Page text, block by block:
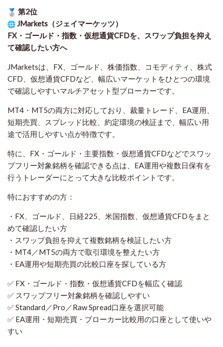
第2位
JMarkets（ジェイマーケッツ）
FX・ゴールド・指数・仮想通貨CFDを、スワップ負担を抑え
て確認したい方へ
JMarketsは、FX、ゴールド、株価指数、コモディティ、株式
CFD、仮想通貨CFDなど、幅広いマーケットをひとつの環境
で確認しやすいマルチアセット型ブローカーです。
MT4・MT5の両方に対応しており、裁量トレード、EA運用、
短期売買、スプレッド比較、約定環境の検証まで、幅広い用
途で活用しやすい点が特徴です。
特に、FX・ゴールド・主要指数・仮想通貨CFDなどでスワッ
プフリー対象銘柄を確認できる点は、EA運用や複数日保有を
行うトレーダーにとって大きな比較ポイントです。
特におすすめの方：
・FX、ゴールド、日経225、米国指数、仮想通貨CFDをまと
めて確認したい方
・スワップ負担を抑えて複数銘柄を検証したい方
・MT4／MT5の両方で取引環境を整えたい方
・EA運用や短期売買の比較口座を探している方
✅ FX・ゴールド・指数・仮想通貨CFDを幅広く確認
✅ スワップフリー対象銘柄を確認しやすい
✅ Standard／Pro／Raw Spread口座を選択可能
✅ EA運用・短期売買・ブローカー比較用の口座として使いや
すい